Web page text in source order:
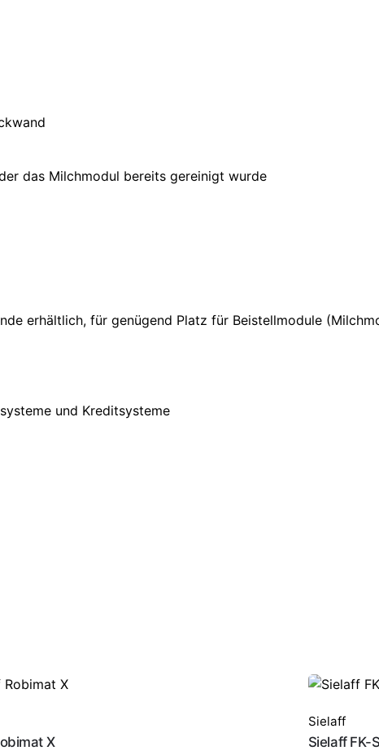
das Milchmodul bereits gereinigt wurde
erhältlich, für genügend Platz für Beistellmodule
und Kreditsysteme
X
Sielaff
Sielaff FK-